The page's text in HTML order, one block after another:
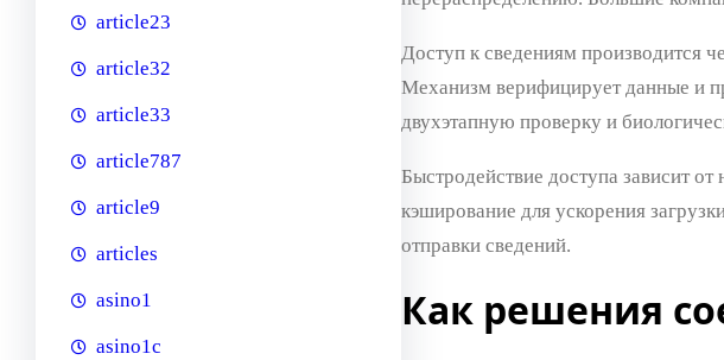
article23
article32
article33
article787
article9
articles
asino1
asino1c
Доступ к сведениям производится
Механизм верифицирует данные и
двухэтапную проверку и
Быстродействие доступа зависит
кэширование для ускорения
отправки сведений.
Как решения